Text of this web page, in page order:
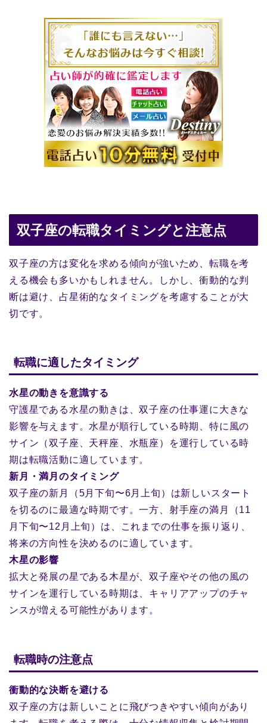
双子座の転職タイミングと注意点
双子座の方は変化を求める傾向が強いため、転職を考
える機会も多いかもしれません。しかし、衝動的な判
断は避け、占星術的なタイミングを考慮することが大
切です。
転職に適したタイミング
水星の動きを意識する
守護星である水星の動きは、双子座の仕事運に大きな
影響を与えます。水星が順行している時期、特に風の
サイン（双子座、天秤座、水瓶座）を運行している時
期は転職活動に適しています。
新月・満月のタイミング
双子座の新月（5月下旬〜6月上旬）は新しいスタート
を切るのに最適な時期です。一方、射手座の満月（11
月下旬〜12月上旬）は、これまでの仕事を振り返り、
将来の方向性を決めるのに適しています。
木星の影響
拡大と発展の星である木星が、双子座やその他の風の
サインを運行している時期は、キャリアアップのチャ
ンスが増える可能性があります。
転職時の注意点
衝動的な決断を避ける
双子座の方は新しいことに飛びつきやすい傾向があり